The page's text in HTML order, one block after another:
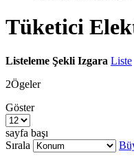
Tüketici
Listeleme Şekli Izgara Liste
2Ögeler
Göster
sayfa başı
Sırala